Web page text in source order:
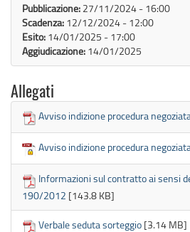
Pubblicazione: 27/11/2024 - 16:00
Scadenza: 12/12/2024 - 12:00
Esito: 14/01/2025 - 17:00
Aggiudicazione: 14/01/2025
Allegati
Avviso indizione procedura
Avviso indizione procedura
Informazioni sul contratto ai sensi
190/2012 [143.8 KB]
Verbale seduta sorteggio [3.14 MB]